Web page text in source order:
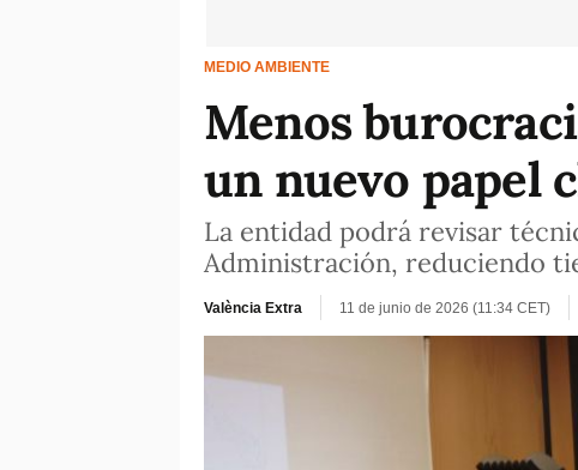
MEDIO AMBIENTE
Menos
un nuevo papel
La entidad podrá revisar
Administración, reduciendo
València Extra 11 de junio de 2026 (11:34 CET)